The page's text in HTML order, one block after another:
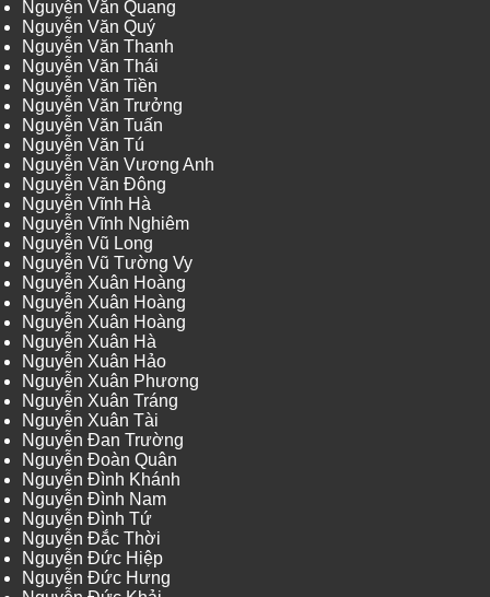
Nguyễn Văn Quang
Nguyễn Văn Quý
Nguyễn Văn Thanh
Nguyễn Văn Thái
Nguyễn Văn Tiền
Nguyễn Văn Trưởng
Nguyễn Văn Tuấn
Nguyễn Văn Tú
Nguyễn Văn Vương Anh
Nguyễn Văn Đông
Nguyễn Vĩnh Hà
Nguyễn Vĩnh Nghiêm
Nguyễn Vũ Long
Nguyễn Vũ Tường Vy
Nguyễn Xuân Hoàng
Nguyễn Xuân Hoàng
Nguyễn Xuân Hoàng
Nguyễn Xuân Hà
Nguyễn Xuân Hảo
Nguyễn Xuân Phương
Nguyễn Xuân Tráng
Nguyễn Xuân Tài
Nguyễn Đan Trường
Nguyễn Đoàn Quân
Nguyễn Đình Khánh
Nguyễn Đình Nam
Nguyễn Đình Tứ
Nguyễn Đắc Thời
Nguyễn Đức Hiệp
Nguyễn Đức Hưng